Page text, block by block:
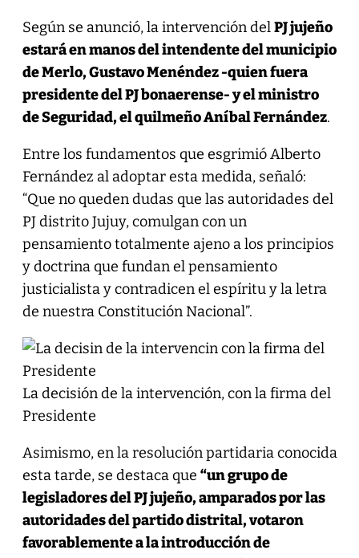
Según se anunció, la intervención delPJ jujeño
estará en manos del intendente del municipio
de Merlo, Gustavo Menéndez -quien fuera
presidente del PJ bonaerense- y el ministro
de Seguridad, el quilmeño Aníbal Fernández.
Entre los fundamentos que esgrimió Alberto
Fernández al adoptar esta medida, señaló:
“Que no queden dudas que las autoridades del
PJ distrito Jujuy, comulgan con un
pensamiento totalmente ajeno a los principios
y doctrina que fundan el pensamiento
justicialista y contradicen el espíritu y la letra
de nuestra Constitución Nacional”.
La decisión de la intervención, con la firma del
Presidente
Asimismo, en la resolución partidaria conocida
esta tarde, se destaca que “un grupo de
legisladores del PJ jujeño, amparados por las
autoridades del partido distrital, votaron
favorablemente a la introducción de